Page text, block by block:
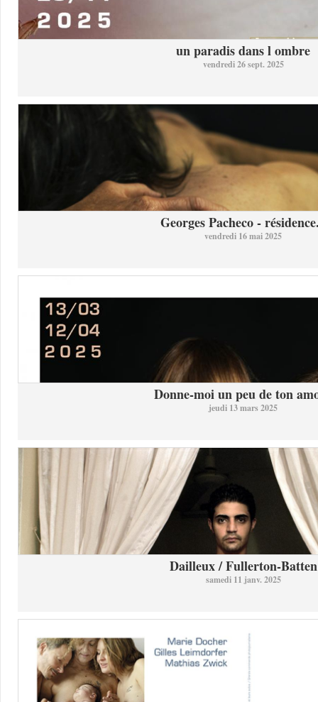
un paradis dans l ombre
vendredi 26 sept. 2025
Georges Pacheco -
vendredi 16 mai 2025
Donne-moi un peu de ton
jeudi 13 mars 2025
Dailleux / Fullerton-Batten
samedi 11 janv. 2025